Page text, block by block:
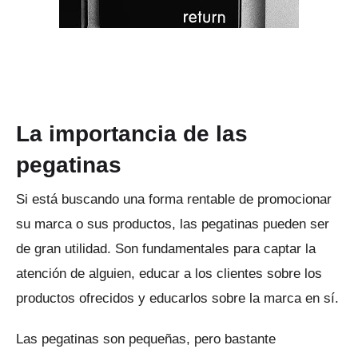
La importancia de las
pegatinas
Si está buscando una forma rentable de promocionar
su marca o sus productos, las pegatinas pueden ser
de gran utilidad. Son fundamentales para captar la
atención de alguien, educar a los clientes sobre los
productos ofrecidos y educarlos sobre la marca en sí.
Las pegatinas son pequeñas, pero bastante